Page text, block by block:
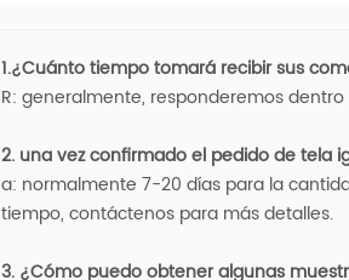
1.¿Cuánto tiempo tomará recibir sus
R: generalmente, responderemos
2. una vez confirmado el pedido de tela
a: normalmente 7-20 días para la
tiempo, contáctenos para más detalles.
3. ¿Cómo puedo obtener algunas